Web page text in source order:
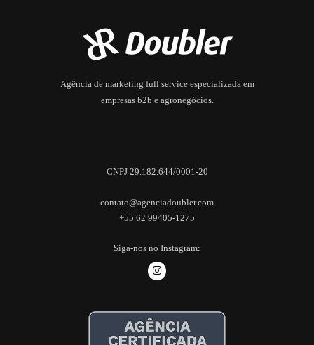
Agência de marketing full service especializada em
empresas b2b e agronegócios.
CNPJ 29.182.644/0001-20
contato@agenciadoubler.com
+55 62 99405-1275
Siga-nos no Instagram: